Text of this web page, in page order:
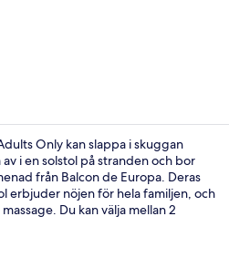
Only kan slappa i skuggan
i en solstol på stranden och bor
från Balcon de Europa. Deras
erbjuder nöjen för hela familjen, och
Du kan välja mellan 2
vid poolen, ett fitnesscenter och en
mycket väl om den hjälpsamma